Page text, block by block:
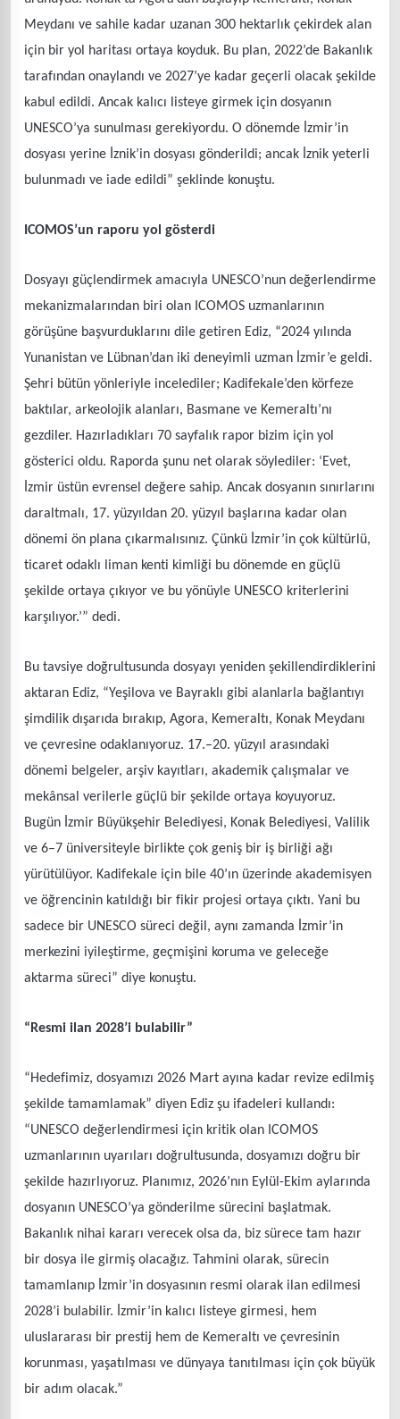
Meydanı ve sahile kadar uzanan 300 hektarlık çekirdek alan
için bir yol haritası ortaya koyduk. Bu plan, 2022’de Bakanlık
tarafından onaylandı ve 2027’ye kadar geçerli olacak şekilde
kabul edildi. Ancak kalıcı listeye girmek için dosyanın
UNESCO’ya sunulması gerekiyordu. O dönemde İzmir’in
dosyası yerine İznik’in dosyası gönderildi; ancak İznik yeterli
bulunmadı ve iade edildi” şeklinde konuştu.
ICOMOS’un raporu yol gösterdi
Dosyayı güçlendirmek amacıyla UNESCO’nun değerlendirme
mekanizmalarından biri olan ICOMOS uzmanlarının
görüşüne başvurduklarını dile getiren Ediz, “2024 yılında
Yunanistan ve Lübnan’dan iki deneyimli uzman İzmir’e geldi.
Şehri bütün yönleriyle incelediler; Kadifekale’den körfeze
baktılar, arkeolojik alanları, Basmane ve Kemeraltı’nı
gezdiler. Hazırladıkları 70 sayfalık rapor bizim için yol
gösterici oldu. Raporda şunu net olarak söylediler: ‘Evet,
İzmir üstün evrensel değere sahip. Ancak dosyanın sınırlarını
daraltmalı, 17. yüzyıldan 20. yüzyıl başlarına kadar olan
dönemi ön plana çıkarmalısınız. Çünkü İzmir’in çok kültürlü,
ticaret odaklı liman kenti kimliği bu dönemde en güçlü
şekilde ortaya çıkıyor ve bu yönüyle UNESCO kriterlerini
karşılıyor.’” dedi.
Bu tavsiye doğrultusunda dosyayı yeniden şekillendirdiklerini
aktaran Ediz, “Yeşilova ve Bayraklı gibi alanlarla bağlantıyı
şimdilik dışarıda bırakıp, Agora, Kemeraltı, Konak Meydanı
ve çevresine odaklanıyoruz. 17.–20. yüzyıl arasındaki
dönemi belgeler, arşiv kayıtları, akademik çalışmalar ve
mekânsal verilerle güçlü bir şekilde ortaya koyuyoruz.
Bugün İzmir Büyükşehir Belediyesi, Konak Belediyesi, Valilik
ve 6–7 üniversiteyle birlikte çok geniş bir iş birliği ağı
yürütülüyor. Kadifekale için bile 40’ın üzerinde akademisyen
ve öğrencinin katıldığı bir fikir projesi ortaya çıktı. Yani bu
sadece bir UNESCO süreci değil, aynı zamanda İzmir’in
merkezini iyileştirme, geçmişini koruma ve geleceğe
aktarma süreci” diye konuştu.
“Resmi ilan 2028’i bulabilir”
“Hedefimiz, dosyamızı 2026 Mart ayına kadar revize edilmiş
şekilde tamamlamak” diyen Ediz şu ifadeleri kullandı:
“UNESCO değerlendirmesi için kritik olan ICOMOS
uzmanlarının uyarıları doğrultusunda, dosyamızı doğru bir
şekilde hazırlıyoruz. Planımız, 2026’nın Eylül-Ekim aylarında
dosyanın UNESCO’ya gönderilme sürecini başlatmak.
Bakanlık nihai kararı verecek olsa da, biz sürece tam hazır
bir dosya ile girmiş olacağız. Tahmini olarak, sürecin
tamamlanıp İzmir’in dosyasının resmi olarak ilan edilmesi
2028’i bulabilir. İzmir’in kalıcı listeye girmesi, hem
uluslararası bir prestij hem de Kemeraltı ve çevresinin
korunması, yaşatılması ve dünyaya tanıtılması için çok büyük
bir adım olacak.”